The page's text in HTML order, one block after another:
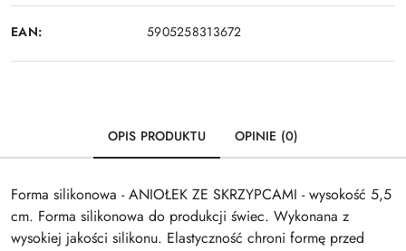
EAN: 5905258313672
OPIS PRODUKTU OPINIE (0)
Forma silikonowa - ANIOŁEK ZE SKRZYPCAMI - wysokość 5,5
cm. Forma silikonowa do produkcji świec. Wykonana z
wysokiej jakości silikonu. Elastyczność chroni formę przed